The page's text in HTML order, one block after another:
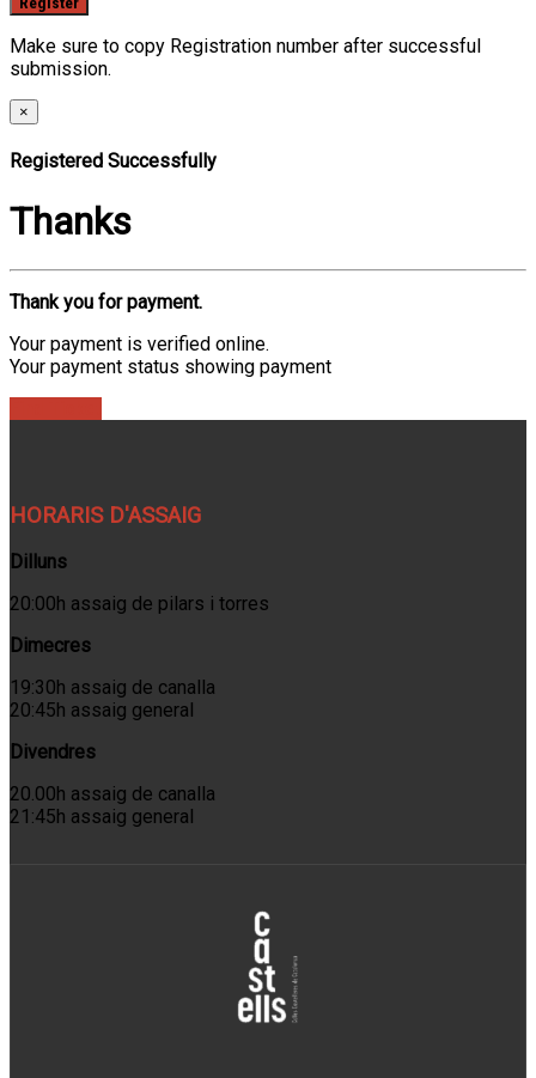
Make sure to copy Registration number after successful
submission.
×
Registered Successfully
Thanks
Thank you for payment.
Your payment is verified online.
Your payment status showing payment
HORARIS D'ASSAIG
Dilluns
20:00h assaig de pilars i torres
Dimecres
19:30h assaig de canalla
20:45h assaig general
Divendres
20.00h assaig de canalla
21:45h assaig general